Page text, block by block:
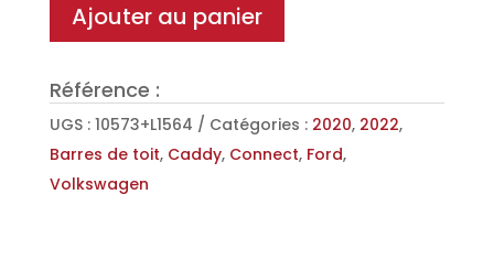
toit
en
Acier
pour
Volkswagen
Ajouter au panier
Référence :
UGS : 10573+L1564 Catégories : 2020, 2022,
Barres de toit, Caddy, Connect, Ford,
Volkswagen